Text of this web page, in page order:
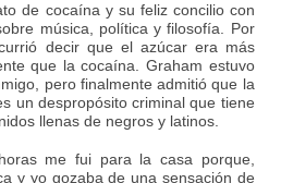
de cocaína y su feliz concilio con
música, política y filosofía. Por
decir que el azúcar era más
que la cocaína. Graham estuvo
pero finalmente admitió que la
un despropósito criminal que tiene
llenas de negros y latinos.
me fui para la casa porque,
y yo gozaba de una sensación de